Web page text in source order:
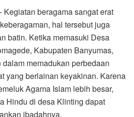
Kegiatan beragama sangat erat
hal tersebut juga
batin. Ketika memasuki Desa
Kabupaten Banyumas,
memadukan perbedaan
yang berlainan keyakinan. Karena
Agama Islam lebih besar,
Hindu di desa Klinting dapat
ibadahnya.